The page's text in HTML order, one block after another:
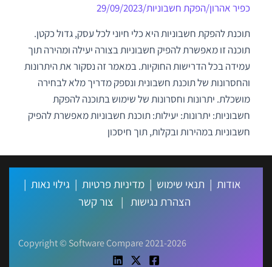
כפיר אהרון/הפקת חשבוניות/
29/09/2023
תוכנת להפקת חשבוניות היא כלי חיוני לכל עסק, גדול כקטן.
תוכנה זו מאפשרת להפיק חשבוניות בצורה יעילה ומהירה תוך
עמידה בכל הדרישות החוקיות. במאמר זה נסקור את היתרונות
והחסרונות של תוכנת חשבונית ונספק מדריך מלא לבחירה
מושכלת. יתרונות וחסרונות של שימוש בתוכנה להפקת
חשבוניות: יתרונות: יעילות: תוכנת חשבוניות מאפשרת להפיק
חשבוניות במהירות ובקלות, תוך חיסכון
אודות | תנאי שימוש | מדיניות פרטיות | גילוי נאות |
הצהרת נגישות | צור קשר
Copyright © Software Compare 2021-2026